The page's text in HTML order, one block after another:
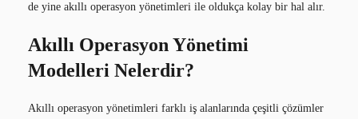
de yine akıllı operasyon yönetimleri ile oldukça kolay bir hal alır.
Akıllı Operasyon Yönetimi
Modelleri Nelerdir?
Akıllı operasyon yönetimleri farklı iş alanlarında çeşitli çözümler